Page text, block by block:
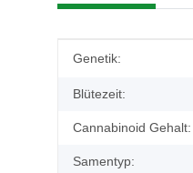
Produkteigenschaft
Wert
Genetik:
Blütezeit:
Cannabinoid Gehalt:
Samentyp: